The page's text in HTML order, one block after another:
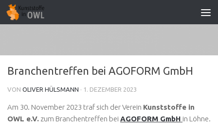
Zum Inhalt springen
Branchentreffen bei AGOFORM GmbH
VON OLIVER HÜLSMANN · 1. DEZEMBER 2023
Am 30. November 2023 traf sich der Verein Kunststoffe in
OWL e.V. zum Branchentreffen bei AGOFORM GmbH in Löhne.